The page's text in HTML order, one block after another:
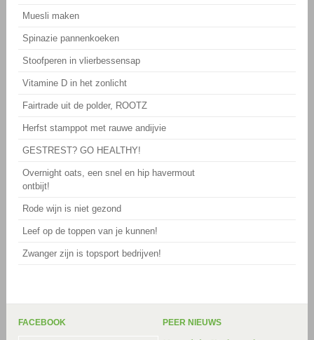
Muesli maken
Spinazie pannenkoeken
Stoofperen in vlierbessensap
Vitamine D in het zonlicht
Fairtrade uit de polder, ROOTZ
Herfst stamppot met rauwe andijvie
GESTREST? GO HEALTHY!
Overnight oats, een snel en hip havermout
ontbijt!
Rode wijn is niet gezond
Leef op de toppen van je kunnen!
Zwanger zijn is topsport bedrijven!
FACEBOOK PEER NIEUWS